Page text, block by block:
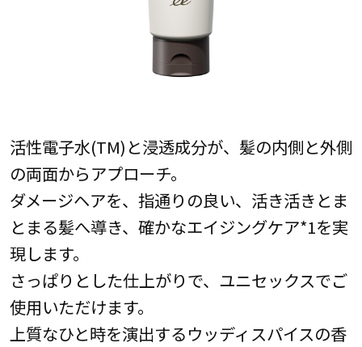
活性電子水(TM)と浸透成分が、髪の内側と外側
の両面からアプローチ。
ダメージヘアを、指通りの良い、活き活きとま
とまる髪へ導き、確かなエイジングケア*1を実
現します。
さっぱりとした仕上がりで、ユニセックスでご
使用いただけます。
上質なひと時を演出するウッディスパイスの香